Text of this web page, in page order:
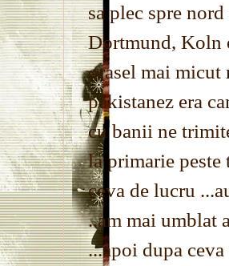
sa plec spre
Dortmund, Koln
orasel mai micut
pakistanez era
cu banii ne
la primarie peste
ceva de lucru
..am mai umblat
...apoi dupa